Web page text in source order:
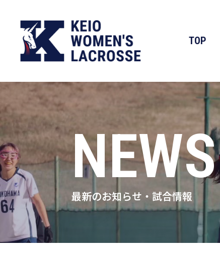
TOP
NEWS
最新のお知らせ・試合情報